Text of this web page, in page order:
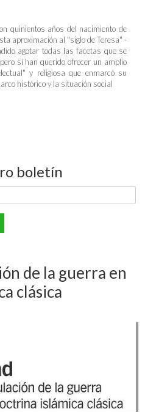
quinientos años del nacimiento de
aproximación al "siglo de Teresa" -
agotar todas las facetas que se
sí han querido ofrecer un amplio
y religiosa que enmarcó su
histórico y la situación social
boletín
de la guerra en
clásica